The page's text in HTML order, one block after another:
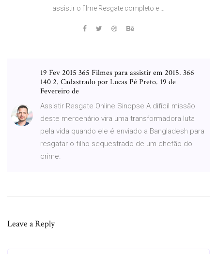
assistir o filme Resgate completo e …
19 Fev 2015 365 Filmes para assistir em 2015. 366
140 2. Cadastrado por Lucas Pé Preto. 19 de
Fevereiro de
Assistir Resgate Online Sinopse A difícil missão
deste mercenário vira uma transformadora luta
pela vida quando ele é enviado a Bangladesh para
resgatar o filho sequestrado de um chefão do
crime.
Leave a Reply